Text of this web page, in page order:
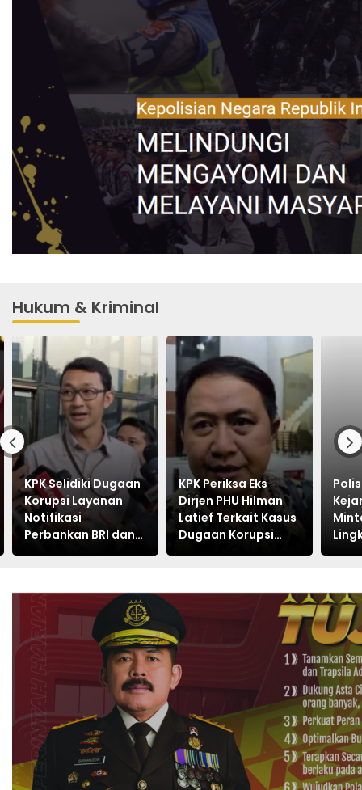
Hukum & Kriminal
KPK Selidiki Dugaan
Korupsi Layanan
Notifikasi
Perbankan BRI dan
KPK Periksa Eks
Dirjen PHU Hilman
Latief Terkait Kasus
Dugaan Korupsi